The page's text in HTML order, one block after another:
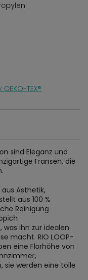
TEX®
sind Eleganz und
Fransen, die
Ästhetik,
aus 100 %
Reinigung
ihn zur idealen
macht. RIO LOOP-
eine Florhöhe von
sie werden eine tolle